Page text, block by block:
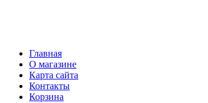
Главная
О магазине
Карта сайта
Контакты
Корзина